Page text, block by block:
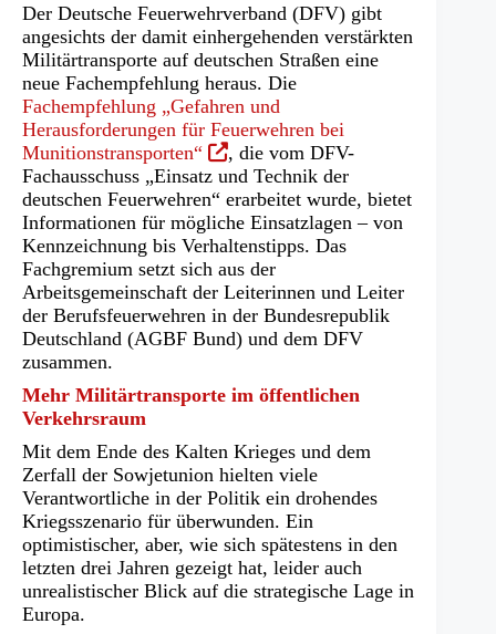
Der Deutsche Feuerwehrverband (DFV) gibt
angesichts der damit einhergehenden verstärkten
Militärtransporte auf deutschen Straßen eine
neue Fachempfehlung heraus. Die
Fachempfehlung „Gefahren und
Herausforderungen für Feuerwehren bei
Munitionstransporten“(Öffnet
in
einem
neuen
Tab)
, die vom DFV-
Fachausschuss „Einsatz und Technik der
deutschen Feuerwehren“ erarbeitet wurde, bietet
Informationen für mögliche Einsatzlagen – von
Kennzeichnung bis Verhaltenstipps. Das
Fachgremium setzt sich aus der
Arbeitsgemeinschaft der Leiterinnen und Leiter
der Berufsfeuerwehren in der Bundesrepublik
Deutschland (AGBF Bund) und dem DFV
zusammen.
Mehr Militärtransporte im öffentlichen
Verkehrsraum
Mit dem Ende des Kalten Krieges und dem
Zerfall der Sowjetunion hielten viele
Verantwortliche in der Politik ein drohendes
Kriegsszenario für überwunden. Ein
optimistischer, aber, wie sich spätestens in den
letzten drei Jahren gezeigt hat, leider auch
unrealistischer Blick auf die strategische Lage in
Europa.